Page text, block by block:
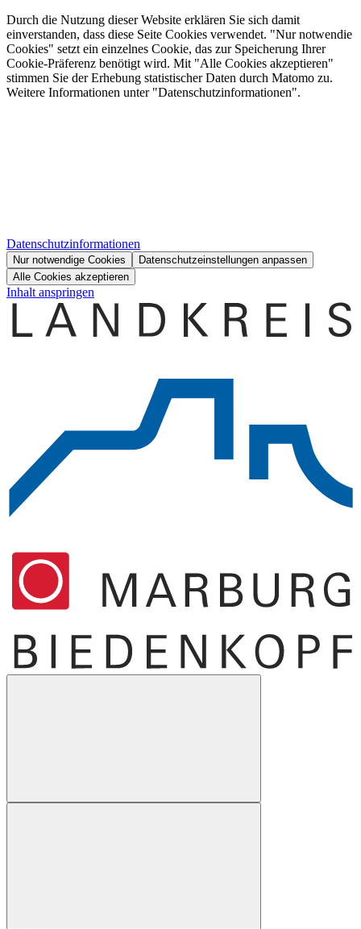
Durch die Nutzung dieser Website erklären Sie sich damit
einverstanden, dass diese Seite Cookies verwendet. "Nur notwendie
Cookies" setzt ein einzelnes Cookie, das zur Speicherung Ihrer
Cookie-Präferenz benötigt wird. Mit "Alle Cookies akzeptieren"
stimmen Sie der Erhebung statistischer Daten durch Matomo zu.
Weitere Informationen unter "Datenschutzinformationen".
Datenschutzinformationen
Nur notwendige Cookies
Datenschutzeinstellungen anpassen
Alle Cookies akzeptieren
Inhalt anspringen